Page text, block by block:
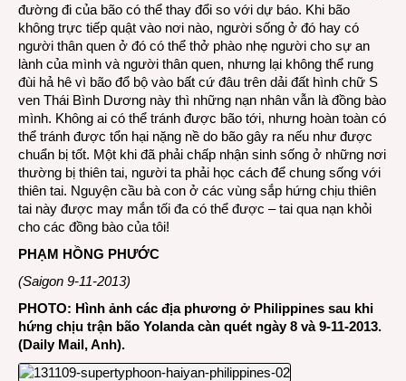
đường đi của bão có thể thay đổi so với dự báo. Khi bão
không trực tiếp quật vào nơi nào, người sống ở đó hay có
người thân quen ở đó có thể thở phào nhẹ người cho sự an
lành của mình và người thân quen, nhưng lại không thể rung
đùi hả hê vì bão đổ bộ vào bất cứ đâu trên dải đất hình chữ S
ven Thái Bình Dương này thì những nạn nhân vẫn là đồng bào
mình. Không ai có thể tránh được bão tới, nhưng hoàn toàn có
thể tránh được tổn hại nặng nề do bão gây ra nếu như được
chuẩn bị tốt. Một khi đã phải chấp nhận sinh sống ở những nơi
thường bị thiên tai, người ta phải học cách để chung sống với
thiên tai. Nguyện cầu bà con ở các vùng sắp hứng chịu thiên
tai này được may mắn tối đa có thể được – tai qua nạn khỏi
cho các đồng bào của tôi!
PHẠM HỒNG PHƯỚC
(Saigon 9-11-2013)
PHOTO: Hình ảnh các địa phương ở Philippines sau khi
hứng chịu trận bão Yolanda càn quét ngày 8 và 9-11-2013.
(Daily Mail, Anh).